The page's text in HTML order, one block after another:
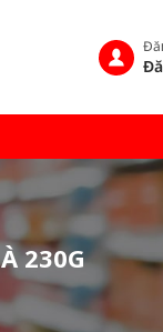
230G